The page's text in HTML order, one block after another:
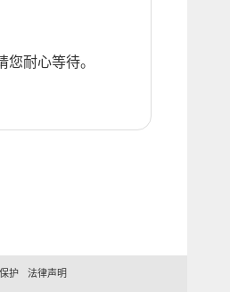
耐心等待。
护 法律声明